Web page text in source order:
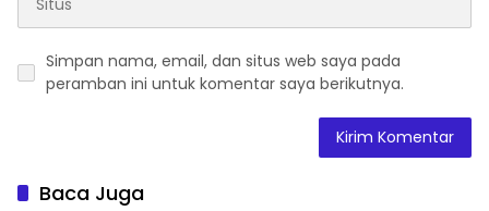
Simpan nama, email, dan situs web saya pada
peramban ini untuk komentar saya berikutnya.
Baca Juga